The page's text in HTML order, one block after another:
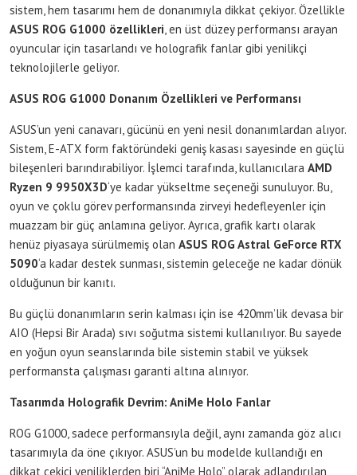
sistem, hem tasarımı hem de donanımıyla dikkat çekiyor. Özellikle
ASUS ROG G1000 özellikleri, en üst düzey performansı arayan
oyuncular için tasarlandı ve holografik fanlar gibi yenilikçi
teknolojilerle geliyor.
ASUS ROG G1000 Donanım Özellikleri ve Performansı
ASUS’un yeni canavarı, gücünü en yeni nesil donanımlardan alıyor.
Sistem, E-ATX form faktöründeki geniş kasası sayesinde en güçlü
bileşenleri barındırabiliyor. İşlemci tarafında, kullanıcılara AMD
Ryzen 9 9950X3D‘ye kadar yükseltme seçeneği sunuluyor. Bu,
oyun ve çoklu görev performansında zirveyi hedefleyenler için
muazzam bir güç anlamına geliyor. Ayrıca, grafik kartı olarak
henüz piyasaya sürülmemiş olan ASUS ROG Astral GeForce RTX
5090‘a kadar destek sunması, sistemin geleceğe ne kadar dönük
olduğunun bir kanıtı.
Bu güçlü donanımların serin kalması için ise 420mm’lik devasa bir
AIO (Hepsi Bir Arada) sıvı soğutma sistemi kullanılıyor. Bu sayede
en yoğun oyun seanslarında bile sistemin stabil ve yüksek
performansta çalışması garanti altına alınıyor.
Tasarımda Holografik Devrim: AniMe Holo Fanlar
ROG G1000, sadece performansıyla değil, aynı zamanda göz alıcı
tasarımıyla da öne çıkıyor. ASUS’un bu modelde kullandığı en
dikkat çekici yeniliklerden biri “AniMe Holo” olarak adlandırılan